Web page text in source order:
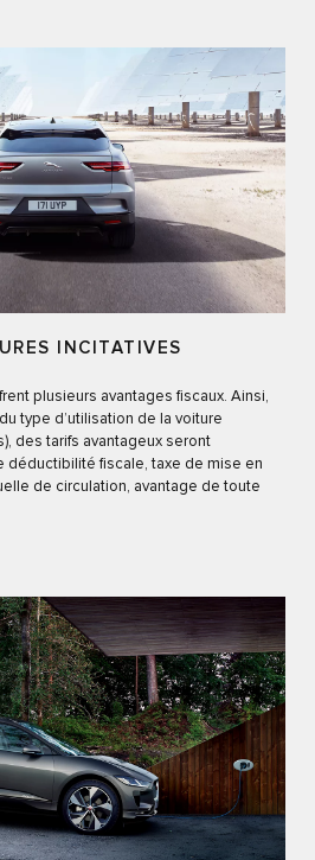
INCITATIVES
plusieurs avantages fiscaux. Ainsi,
type d’utilisation de la voiture
des tarifs avantageux seront
déductibilité fiscale, taxe de mise en
de circulation, avantage de toute